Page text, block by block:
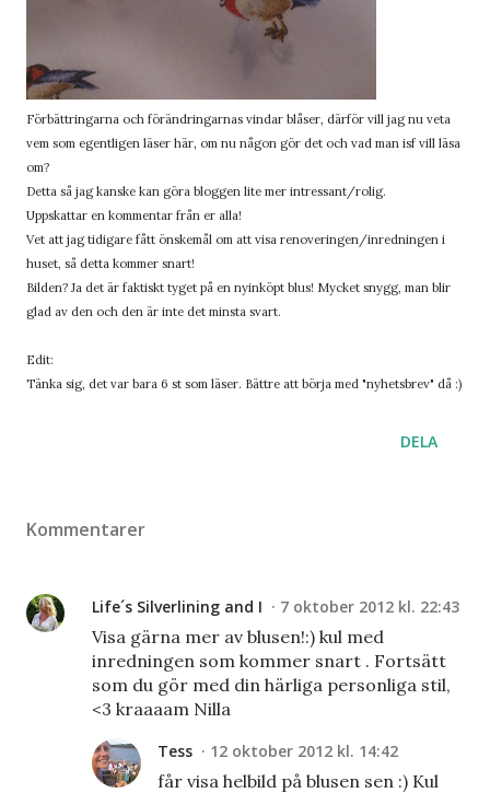
Förbättringarna och förändringarnas vindar blåser, därför vill jag nu veta
vem som egentligen läser här, om nu någon gör det och vad man isf vill läsa
om?
Detta så jag kanske kan göra bloggen lite mer intressant/rolig.
Uppskattar en kommentar från er alla!
Vet att jag tidigare fått önskemål om att visa renoveringen/inredningen i
huset, så detta kommer snart!
Bilden? Ja det är faktiskt tyget på en nyinköpt blus! Mycket snygg, man blir
glad av den och den är inte det minsta svart.
Edit:
Tänka sig, det var bara 6 st som läser. Bättre att börja med "nyhetsbrev" då :)
DELA
Kommentarer
Life´s Silverlining and I 7 oktober 2012 kl. 22:43
Visa gärna mer av blusen!:) kul med
inredningen som kommer snart . Fortsätt
som du gör med din härliga personliga stil,
<3 kraaaam Nilla
Tess 12 oktober 2012 kl. 14:42
får visa helbild på blusen sen :) Kul